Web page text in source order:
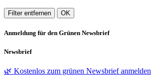
Filter entfernen OK
Anmeldung für den Grünen Newsbrief
Newsbrief
🌿 Kostenlos zum grünen Newsbrief anmelden